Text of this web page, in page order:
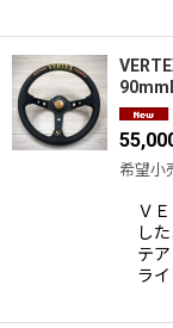
希望小
Ｖ
し
テ
ラ